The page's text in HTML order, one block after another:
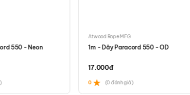
550 - Neon
Atwood Rope MFG
1m - Dây Paracord 550 - OD
17.000đ
0 (0 đánh giá)